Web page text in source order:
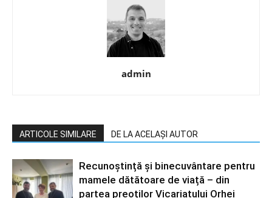
admin
ARTICOLE SIMILARE DE LA ACELAȘI AUTOR
Recunoștință și binecuvântare pentru
mamele dătătoare de viață – din
partea preoților Vicariatului Orhei